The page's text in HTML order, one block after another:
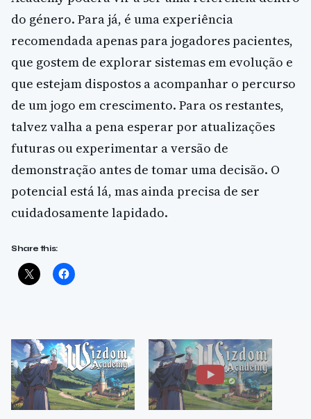
do género. Para já, é uma experiência
recomendada apenas para jogadores pacientes,
que gostem de explorar sistemas em evolução e
que estejam dispostos a acompanhar o percurso
de um jogo em crescimento. Para os restantes,
talvez valha a pena esperar por atualizações
futuras ou experimentar a versão de
demonstração antes de tomar uma decisão. O
potencial está lá, mas ainda precisa de ser
cuidadosamente lapidado.
Share this: